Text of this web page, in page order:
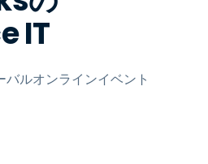
IT
ルオンラインイベント